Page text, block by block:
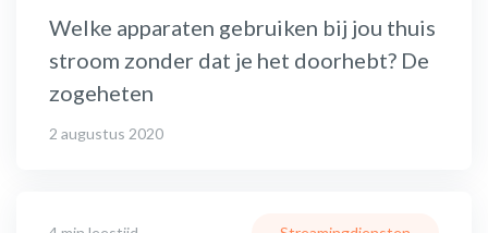
Welke apparaten gebruiken bij jou thuis
stroom zonder dat je het doorhebt? De
zogeheten
2 augustus 2020